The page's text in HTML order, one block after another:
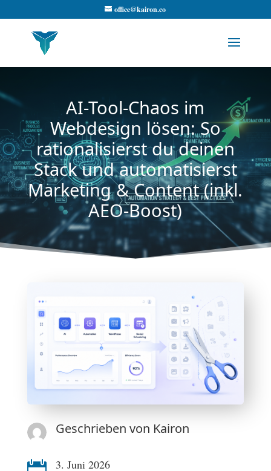
office@kairon.co
AI-Tool-Chaos im
Webdesign lösen: So
rationalisierst du deinen
Stack und automatisierst
Marketing & Content (inkl.
AEO-Boost)
Geschrieben von Kairon
3. Juni 2026